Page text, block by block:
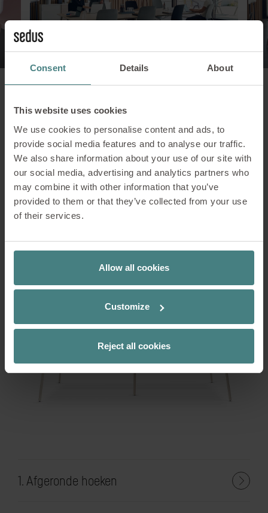
Consent Details About
This website uses cookies
We use cookies to personalise content and ads, to
provide social media features and to analyse our traffic.
We also share information about your use of our site with
our social media, advertising and analytics partners who
may combine it with other information that you’ve
provided to them or that they’ve collected from your use
of their services.
Allow all cookies
Customize
Reject all cookies
Ontwerpkenmerken
De se:lab producten volgen een moderne,
harmonieuze designtaal met herkenningswaarde. Zo
kunnen alle componenten individueel worden
samengesteld en bieden ze een grote
uitrusting met wielen en verdere details werkt de
bediening intuïtief en onafhankelijk van de locatie.
producten worden gecombineerd, bijvoorbeeld de
stahulp se:fit of de bureaustoel se:motion.
1. Afgeronde hoeken